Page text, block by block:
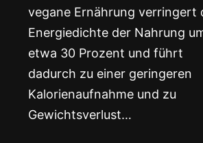
vegane Ernährung verringert
Energiedichte der Nahrung
etwa 30 Prozent und führt
dadurch zu einer geringeren
Kalorienaufnahme und zu
Gewichtsverlust…